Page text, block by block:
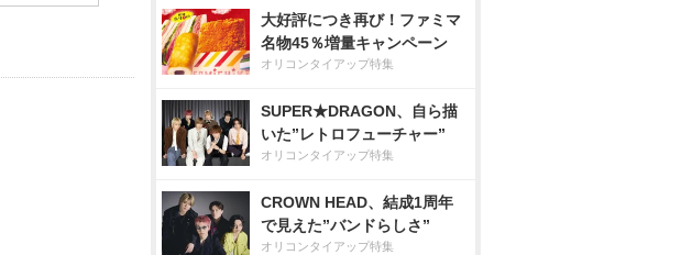
大好評につき再び！ファミマ
名物45％増量キャンペーン
オリコンタイアップ特集
SUPER★DRAGON、自ら描
いた”レトロフューチャー”
オリコンタイアップ特集
CROWN HEAD、結成1周年
で見えた”バンドらしさ”
オリコンタイアップ特集